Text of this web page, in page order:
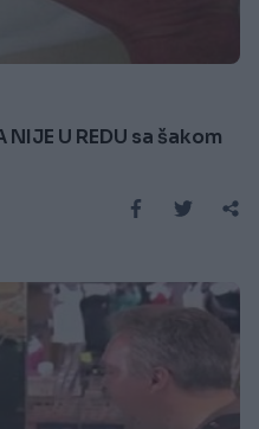
U REDU sa šakom